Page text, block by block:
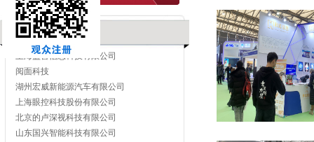
品牌展示
上海盈首信息科技有限公司
阅面科技
湖州宏威新能源汽车有限公司
上海眼控科技股份有限公司
北京的卢深视科技有限公司
山东国兴智能科技有限公司